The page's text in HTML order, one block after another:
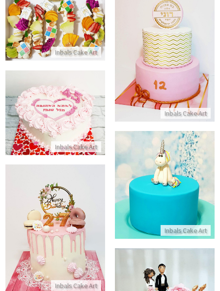
Inbals Cake Art
עוגת מספרים 2019
התקשר/י
Inbals Cake Art
עוגת קומות מדהימה לבת מצווה עם בצק סוכר
התקשר/י
Inbals Cake Art
עוגת יום הולדת לאמא
התקשר/י
Inbals Cake Art
עוגת חד קרן מעוצבת
התקשר/י
Inbals Cake Art
עוגה מעוצבת לאשה
התקשר/י